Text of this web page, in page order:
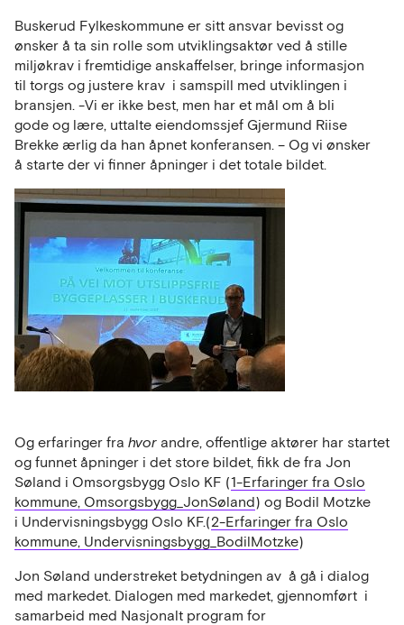
Buskerud Fylkeskommune er sitt ansvar bevisst og
ønsker å ta sin rolle som utviklingsaktør ved å stille
miljøkrav i fremtidige anskaffelser, bringe informasjon
til torgs og justere krav i samspill med utviklingen i
bransjen. -Vi er ikke best, men har et mål om å bli
gode og lære, uttalte eiendomssjef Gjermund Riise
Brekke ærlig da han åpnet konferansen. – Og vi ønsker
å starte der vi finner åpninger i det totale bildet.
Og erfaringer fra hvor andre, offentlige aktører har startet
og funnet åpninger i det store bildet, fikk de fra Jon
Søland i Omsorgsbygg Oslo KF (1-Erfaringer fra Oslo
kommune, Omsorgsbygg_JonSøland) og Bodil Motzke
i Undervisningsbygg Oslo KF.(2-Erfaringer fra Oslo
kommune, Undervisningsbygg_BodilMotzke)
Jon Søland understreket betydningen av å gå i dialog
med markedet. Dialogen med markedet, gjennomført i
samarbeid med Nasjonalt program for